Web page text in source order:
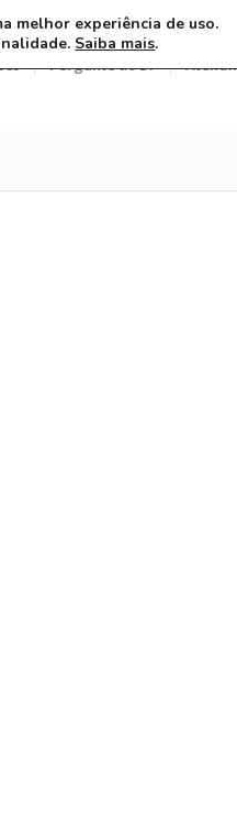
Pergunte ao Dr
melhor experiência de uso.
Saiba mais.